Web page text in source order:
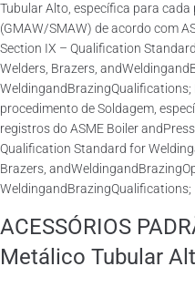
Tubular Alto, específica para
(GMAW/SMAW) de acordo com
Section IX – Qualification
Welders, Brazers,
WeldingandBrazingQualifications;
procedimento de Soldagem,
registros do ASME Boiler
Qualification Standard for
Brazers,
WeldingandBrazingQualifications;
ACESSÓRIOS
Metálico Tubular